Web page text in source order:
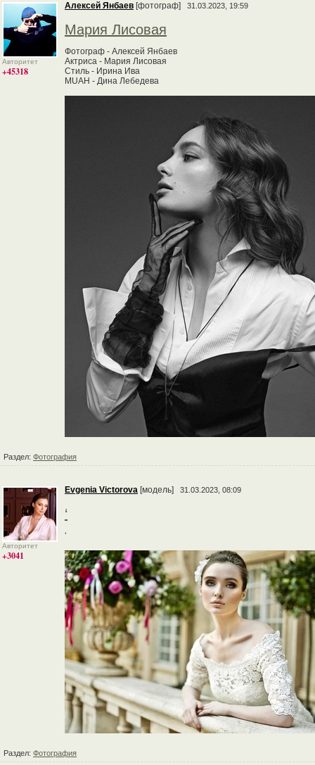
Авторитет
+45318
Алексей Янбаев [фотограф] 31.03.2023, 19:59
Мария Лисовая
Фотограф - Алексей Янбаев
Актриса - Мария Лисовая
Стиль - Ирина Ива
MUAH - Дина Лебедева
Раздел: Фотография
Авторитет
+3041
Evgenia Victorova [модель] 31.03.2023, 08:09
‘
‘
Раздел: Фотография